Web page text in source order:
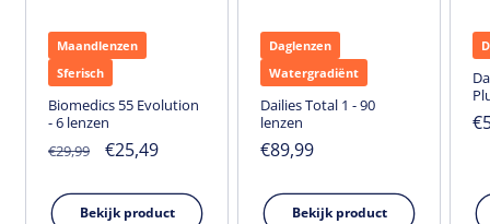
Maandlenzen
Sferisch
Biomedics 55 Evolution
- 6 lenzen
Normale
€29,99 Aanbiedingsprijs
€25,49
Bekijk product
Daglenzen
Watergradiënt
Dailies Total 1 - 90
lenzen
Normale
€89,99
Bekijk product